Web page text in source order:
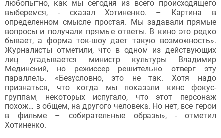
любопытно, как мы сегодня из всего происходящего
выберемся, - сказал Хотиненко. – Картина в
определенном смысле простая. Мы задавали прямые
вопросы и получали прямые ответы. В кино это редко
бывает, а форма ток-шоу дает такую возможность».
Журналисты отметили, что в одном из действующих
лиц угадывается министр культуры Владимир
Мединский, но режиссер решительно отверг эту
параллель. «Безусловно, это не так. Хотя надо
признаться, что когда мы показали кино фокус-
группам, некоторых испугало, что этот персонаж
похож… в общем, на другого человека. Но нет, все герои
в фильме – собирательные образы», - отметил
Хотиненко.